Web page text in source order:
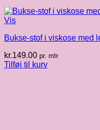
Vis
Bukse-stof i viskose med
kr.149.00 pr. mtr
Tilføj til kurv